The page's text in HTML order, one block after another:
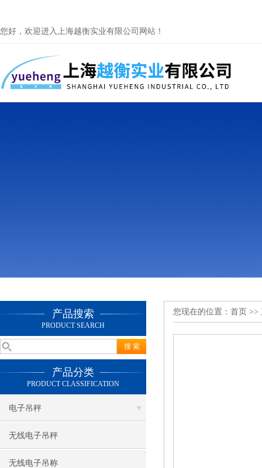
您好，欢迎进入上海越衡实业有限公司网站！
产品搜索
PRODUCT SEARCH
产品分类
PRODUCT CLASSIFICATION
电子吊秤
无线电子吊秤
无线电子吊称
您现在的位置： 首页 >>